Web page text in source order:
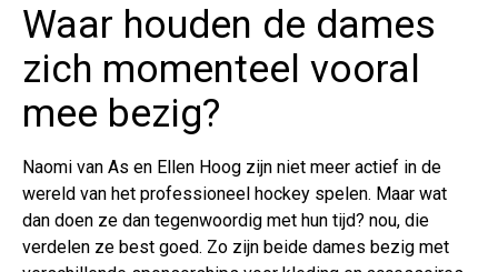
Waar houden de dames
zich momenteel vooral
mee bezig?
Naomi van As en Ellen Hoog zijn niet meer actief in de
wereld van het professioneel hockey spelen. Maar wat
dan doen ze dan tegenwoordig met hun tijd? nou, die
verdelen ze best goed. Zo zijn beide dames bezig met